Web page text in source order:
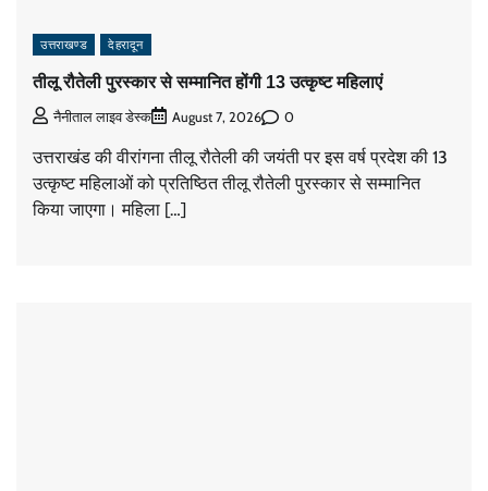
उत्तराखण्ड देहरादून
तीलू रौतेली पुरस्कार से सम्मानित होंगी 13 उत्कृष्ट महिलाएं
नैनीताल लाइव डेस्क August 7, 2026 0
उत्तराखंड की वीरांगना तीलू रौतेली की जयंती पर इस वर्ष प्रदेश की 13
उत्कृष्ट महिलाओं को प्रतिष्ठित तीलू रौतेली पुरस्कार से सम्मानित
किया जाएगा। महिला […]